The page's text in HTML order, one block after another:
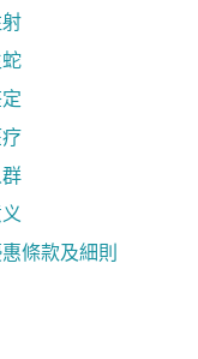
條款及細則